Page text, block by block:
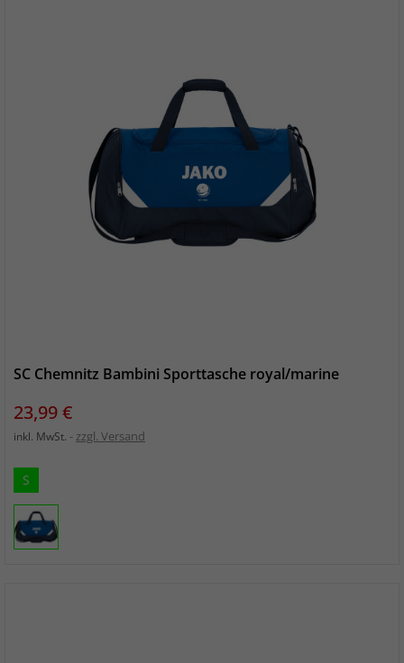
SC Chemnitz Bambini Sporttasche royal/marine
Preis
23,99 €
inkl. MwSt. zzgl. Versand
S